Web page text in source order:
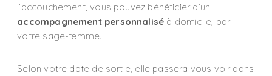
l’accouchement, vous pouvez bénéficier d’un
accompagnement personnalisé à domicile, par
votre sage-femme.
Selon votre date de sortie, elle passera vous voir dans